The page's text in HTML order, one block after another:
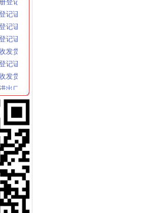
记证书-荣誉证书-昆山瑞腾精密自动化
记证书过期了如何换证_阿里问到底
记证过期如何处理_政务咨询_浙江电子
发货人报关注册登记证书》换证手续所
记证书、代表处注销-广州58同城
发货人报关注册登记证书》有效
出口货物收发货人报关注册登记证书的
报关注册登记证书的有效期均为3年。-
记证书过期了,谁能告诉我相关咨询
人报关注册登记证书的地址变更_阿里
记…-海关百问
发货人报关注册登记证书】泉州花
记变更办事指南
海关进出口货物收发货人报关注
登记延续材料
册登记申请”
记证书-河南驰蓝进出口贸易有限公司